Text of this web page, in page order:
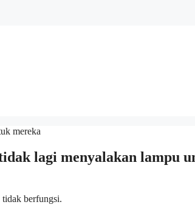
lagi menyalakan lampu
berfungsi.